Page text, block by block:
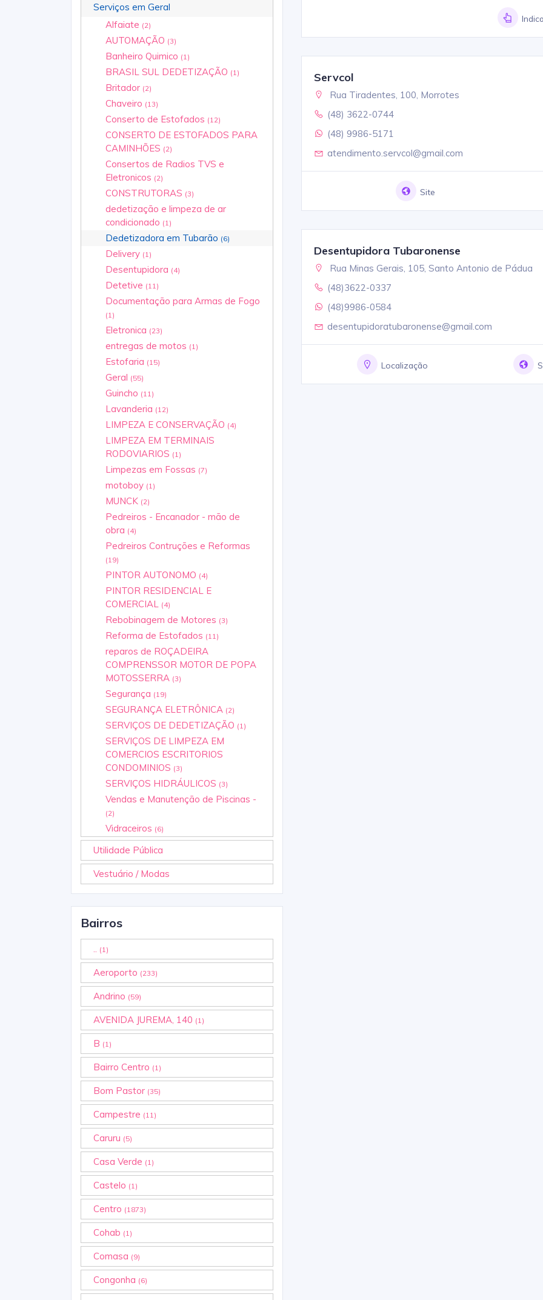
Serviços em Geral
Alfaiate (2)
AUTOMAÇÃO (3)
Banheiro Quimico (1)
BRASIL SUL DEDETIZAÇÃO (1)
Britador (2)
Chaveiro (13)
Conserto de Estofados (12)
CONSERTO DE ESTOFADOS PARA
CAMINHÕES (2)
Consertos de Radios TVS e
Eletronicos (2)
CONSTRUTORAS (3)
dedetização e limpeza de ar
condicionado (1)
Dedetizadora em Tubarão (6)
Delivery (1)
Desentupidora (4)
Detetive (11)
Documentação para Armas de Fogo
(1)
Eletronica (23)
entregas de motos (1)
Estofaria (15)
Geral (55)
Guincho (11)
Lavanderia (12)
LIMPEZA E CONSERVAÇÃO (4)
LIMPEZA EM TERMINAIS
RODOVIARIOS (1)
Limpezas em Fossas (7)
motoboy (1)
MUNCK (2)
Pedreiros - Encanador - mão de
obra (4)
Pedreiros Contruções e Reformas
(19)
PINTOR AUTONOMO (4)
PINTOR RESIDENCIAL E
COMERCIAL (4)
Rebobinagem de Motores (3)
Reforma de Estofados (11)
reparos de ROÇADEIRA
COMPRENSSOR MOTOR DE POPA
MOTOSSERRA (3)
Segurança (19)
SEGURANÇA ELETRÔNICA (2)
SERVIÇOS DE DEDETIZAÇÃO (1)
SERVIÇOS DE LIMPEZA EM
COMERCIOS ESCRITORIOS
CONDOMINIOS (3)
SERVIÇOS HIDRÁULICOS (3)
Vendas e Manutenção de Piscinas -
(2)
Vidraceiros (6)
Utilidade Pública
Vestuário / Modas
Bairros
.. (1)
Aeroporto (233)
Andrino (59)
AVENIDA JUREMA, 140 (1)
B (1)
Bairro Centro (1)
Bom Pastor (35)
Campestre (11)
Caruru (5)
Casa Verde (1)
Castelo (1)
Centro (1873)
Cohab (1)
Comasa (9)
Congonha (6)
Servcol
Rua Tiradentes, 100, Morrotes
(48) 3622-0744
(48) 9986-5171
atendimento.servcol@gmail.com
Site
Desentupidora Tubaronense
Rua Minas Gerais, 105, Santo Antonio de Pádua
(48)3622-0337
(48)9986-0584
desentupidoratubaronense@gmail.com
Localização